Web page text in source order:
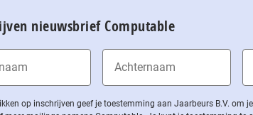
nieuwsbrief Computable
op inschrijven geef je toestemming aan Jaarbeurs B.V. om